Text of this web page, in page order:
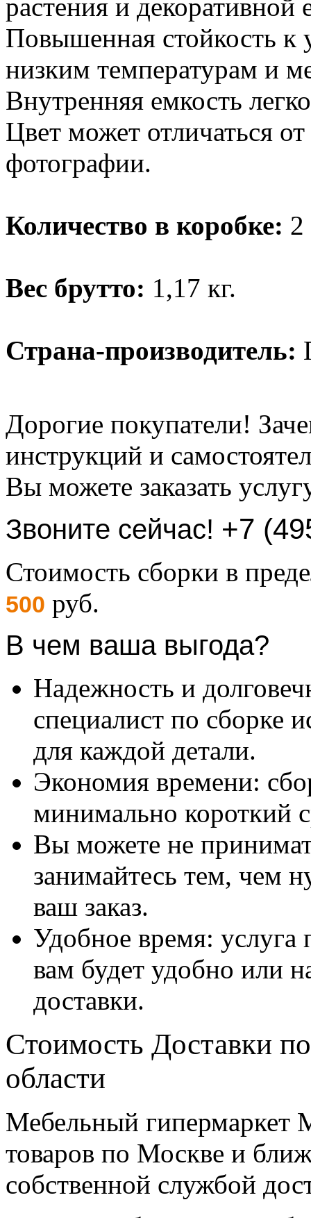
растения и декоративной
Повышенная стойкость к
низким температурам и
Внутренняя емкость
Цвет может отличаться
фотографии.
Количество в коробке: 2
Вес брутто: 1,17 кг.
Страна-производитель:
Дорогие покупатели!
инструкций и
Вы можете заказать
Звоните сейчас! +7
Стоимость сборки в
500 руб.
В чем ваша выгода?
Надежность и
специалист по сборке
для каждой детали.
Экономия времени:
минимально короткий
Вы можете не
занимайтесь тем, чем
ваш заказ.
Удобное время: услуга
вам будет удобно или
доставки.
Стоимость Доставки
области
Мебельный гипермаркет
товаров по Москве и
собственной службой